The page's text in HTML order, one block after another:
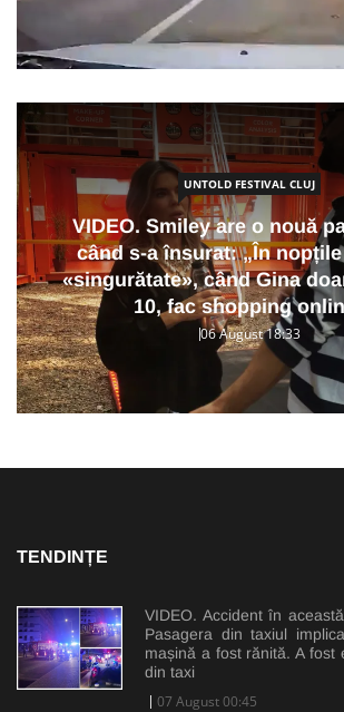
UNTOLD FESTIVAL CLUJ
VIDEO. Smiley are o nouă
când s-a însurat: „În
«singurătate», când Gina
10, fac shopping
06 August 18:33
TENDINȚE
VIDEO. Accident în
Pasagera din taxiul
mașină a fost rănită. A fost
din taxi
07 August 00:45